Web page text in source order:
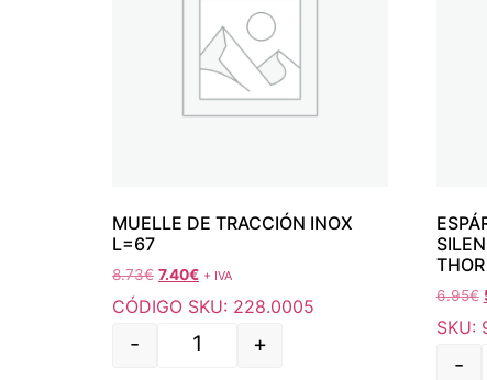
MUELLE DE TRACCIÓN INOX
L=67
8.73€ 7.40€ + IVA
CÓDIGO SKU: 228.0005
- +
6.95€
SKU:
-